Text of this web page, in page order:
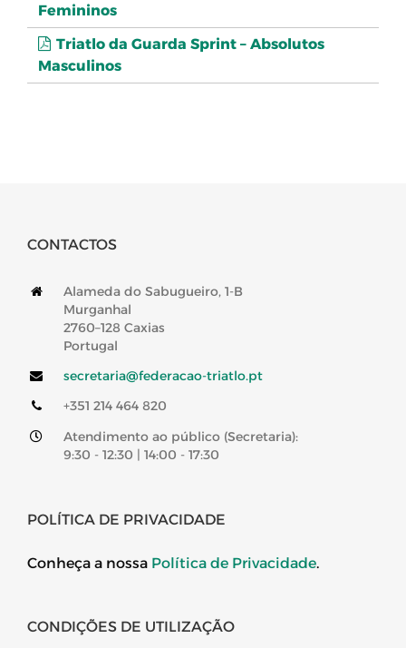
Femininos
Triatlo da Guarda Sprint – Absolutos
Masculinos
CONTACTOS
Alameda do Sabugueiro, 1-B
Murganhal
2760–128 Caxias
Portugal
secretaria@federacao-triatlo.pt
+351 214 464 820
Atendimento ao público (Secretaria):
9:30 - 12:30 | 14:00 - 17:30
POLÍTICA DE PRIVACIDADE
Conheça a nossa Política de Privacidade.
CONDIÇÕES DE UTILIZAÇÃO